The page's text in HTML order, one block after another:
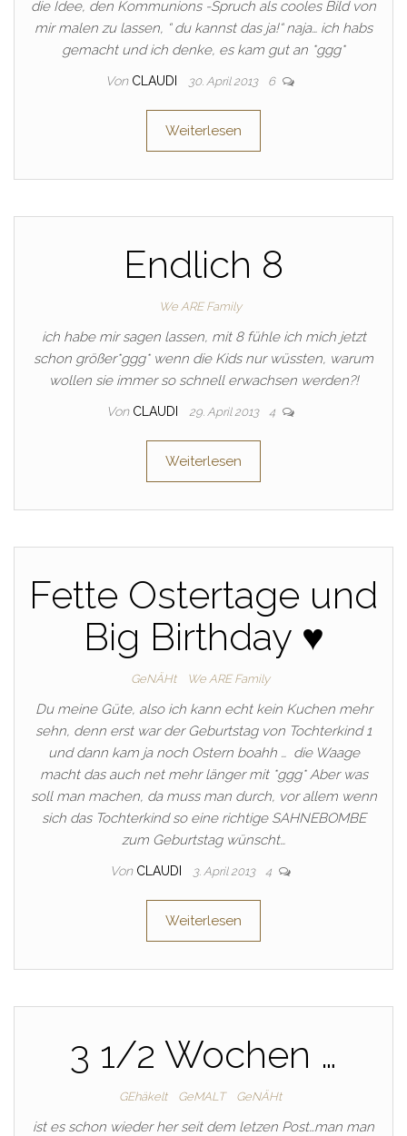
die Idee, den Kommunions -Spruch als cooles Bild von
mir malen zu lassen, “ du kannst das ja!“ naja… ich habs
gemacht und ich denke, es kam gut an *ggg*
Von CLAUDI 30. April 2013 6
Weiterlesen
Endlich 8
We ARE Family
ich habe mir sagen lassen, mit 8 fühle ich mich jetzt
schon größer*ggg* wenn die Kids nur wüssten, warum
wollen sie immer so schnell erwachsen werden?!
Von CLAUDI 29. April 2013 4
Weiterlesen
Fette Ostertage und
Big Birthday ♥
GeNÄHt We ARE Family
Du meine Güte, also ich kann echt kein Kuchen mehr
sehn, denn erst war der Geburtstag von Tochterkind 1
und dann kam ja noch Ostern boahh … die Waage
macht das auch net mehr länger mit *ggg* Aber was
soll man machen, da muss man durch, vor allem wenn
sich das Tochterkind so eine richtige SAHNEBOMBE
zum Geburtstag wünscht…
Von CLAUDI 3. April 2013 4
Weiterlesen
3 1/2 Wochen …
GEhäkelt GeMALT GeNÄHt
ist es schon wieder her seit dem letzen Post…man man